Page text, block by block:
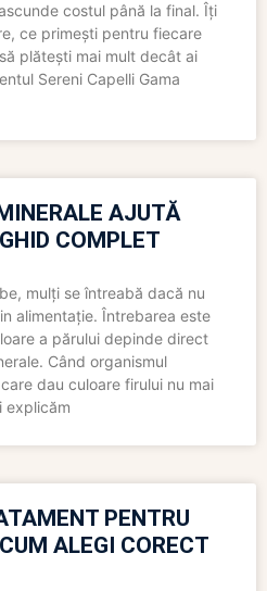
costul până la final. Îți
ce primești pentru fiecare
plătești mai mult decât ai
Sereni Capelli Gama
AJUTĂ
COMPLET
mulți se întreabă dacă nu
alimentație. Întrebarea este
a părului depinde direct
Când organismul
dau culoare firului nu mai
explicăm
PENTRU
ALEGI CORECT